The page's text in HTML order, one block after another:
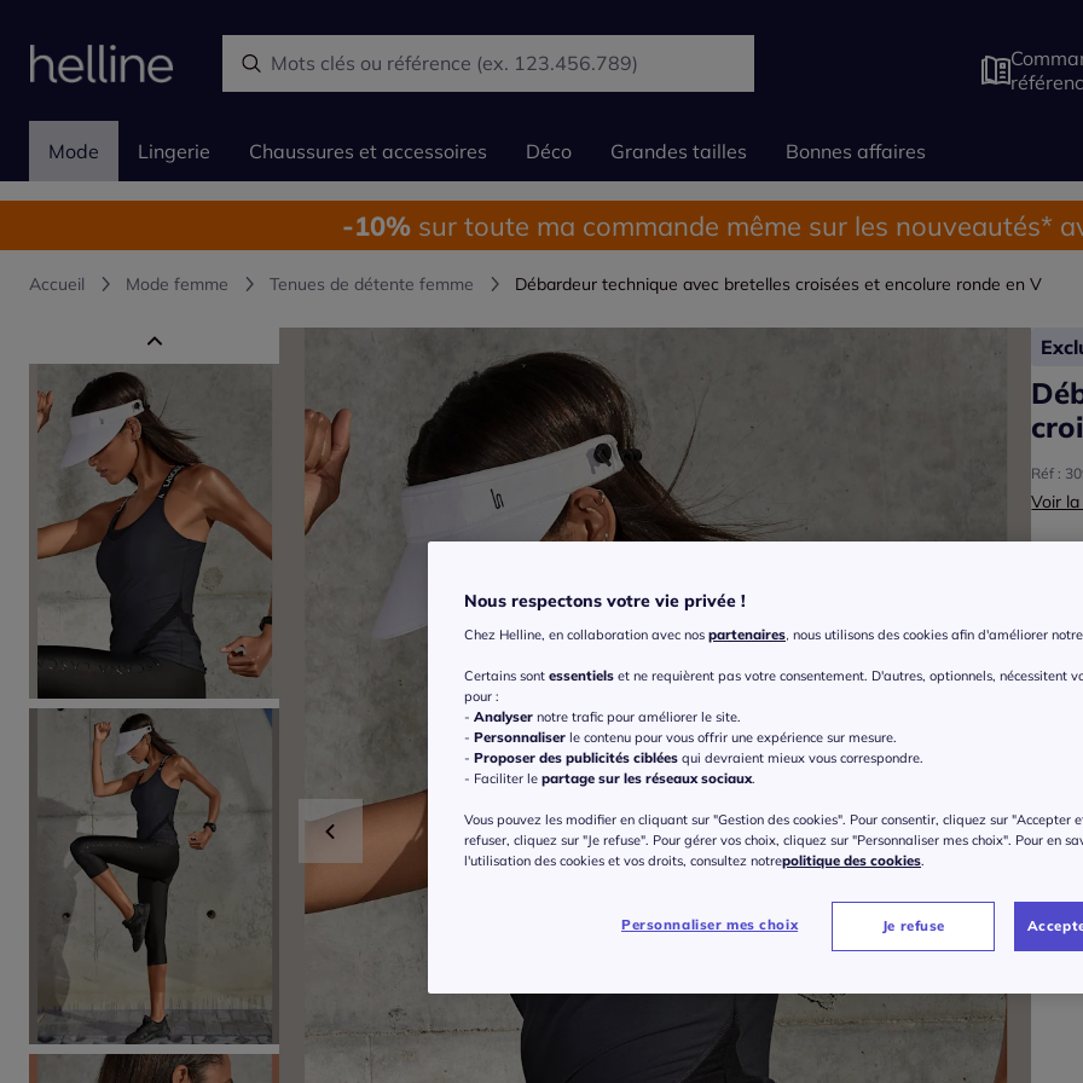
Mode Lingerie Chaussures et accessoires Déco Grandes tailles Bonnes affaires
-10% sur toute ma commande même sur les nouveautés*
Accueil Mode femme Tenues de détente femme Débardeur technique avec bretelles croisées et encolure ronde en V
Réf :
Voir
à
Nous respectons votre vie privée !
Chez Helline, en collaboration avec nos partenaires, nous utilisons des cookies afin d'améliorer
Certains sont essentiels et ne requièrent pas votre consentement. D'autres, optionnels, nécessitent
pour :
- Analyser notre trafic pour améliorer le site.
- Personnaliser le contenu pour vous offrir une expérience sur mesure.
- Proposer des publicités ciblées qui devraient mieux vous correspondre.
- Faciliter le partage sur les réseaux sociaux.
Vous pouvez les modifier en cliquant sur "Gestion des cookies". Pour consentir, cliquez sur "Accepter
refuser, cliquez sur "Je refuse". Pour gérer vos choix, cliquez sur "Personnaliser mes choix". Pour en
l'utilisation des cookies et vos droits, consultez notrepolitique des cookies.
Personnaliser mes choix Je refuse